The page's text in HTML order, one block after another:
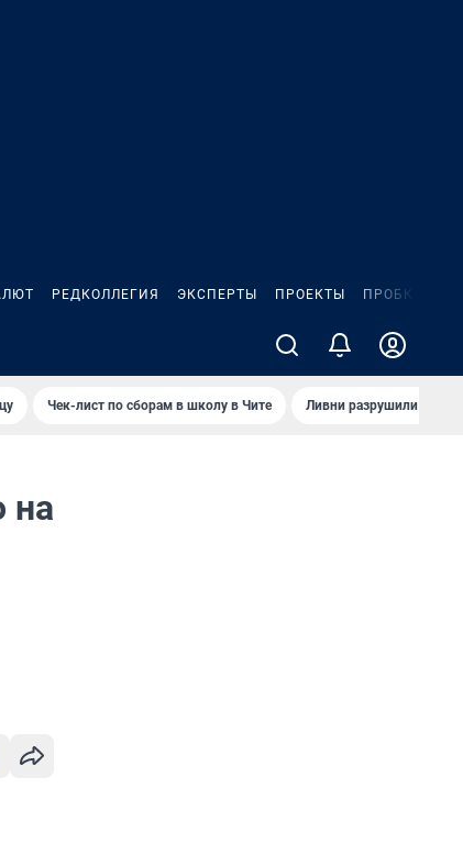
РЕДКОЛЛЕГИЯ ЭКСПЕРТЫ ПРОЕКТЫ ПРОБКИ
Чек-лист по сборам в школу в Чите Ливни разрушили
на